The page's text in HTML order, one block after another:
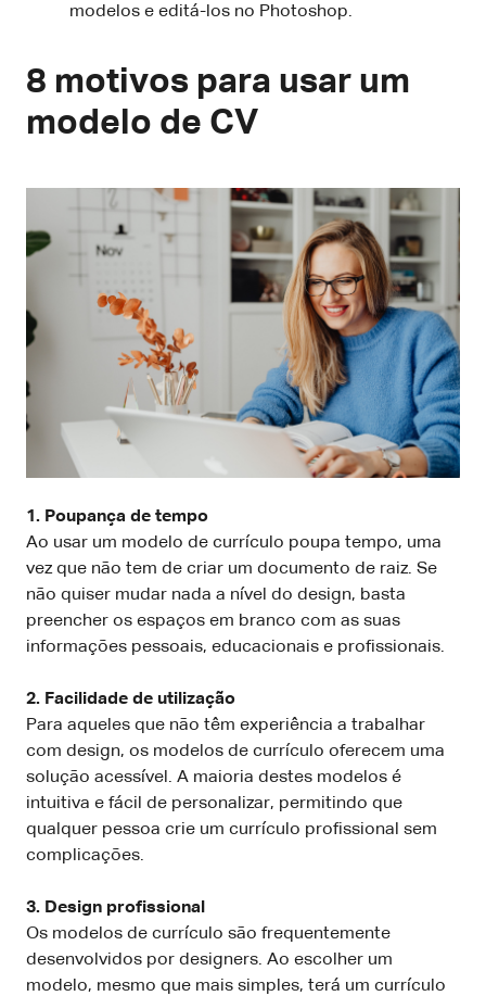
modelos e editá-los no Photoshop.
8 motivos para usar um
modelo de CV
1. Poupança de tempo
Ao usar um modelo de currículo poupa tempo, uma
vez que não tem de criar um documento de raiz. Se
não quiser mudar nada a nível do design, basta
preencher os espaços em branco com as suas
informações pessoais, educacionais e profissionais.
2. Facilidade de utilização
Para aqueles que não têm experiência a trabalhar
com design, os modelos de currículo oferecem uma
solução acessível. A maioria destes modelos é
intuitiva e fácil de personalizar, permitindo que
qualquer pessoa crie um currículo profissional sem
complicações.
3. Design profissional
Os modelos de currículo são frequentemente
desenvolvidos por designers. Ao escolher um
modelo, mesmo que mais simples, terá um currículo